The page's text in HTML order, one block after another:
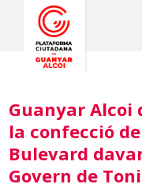
Guanyar
la confecció
Bulevard
Govern de